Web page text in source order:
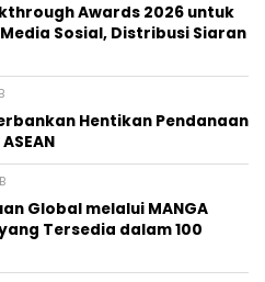
Awards 2026 untuk
Sosial, Distribusi Siaran
Hentikan Pendanaan
Global melalui MANGA
Tersedia dalam 100